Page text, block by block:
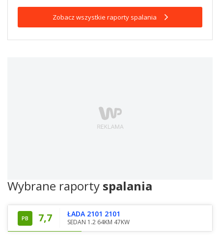
Zobacz wszystkie raporty spalania
Wybrane raporty spalania
PB 7,7 ŁADA 2101 2101
SEDAN 1.2 64KM 47KW